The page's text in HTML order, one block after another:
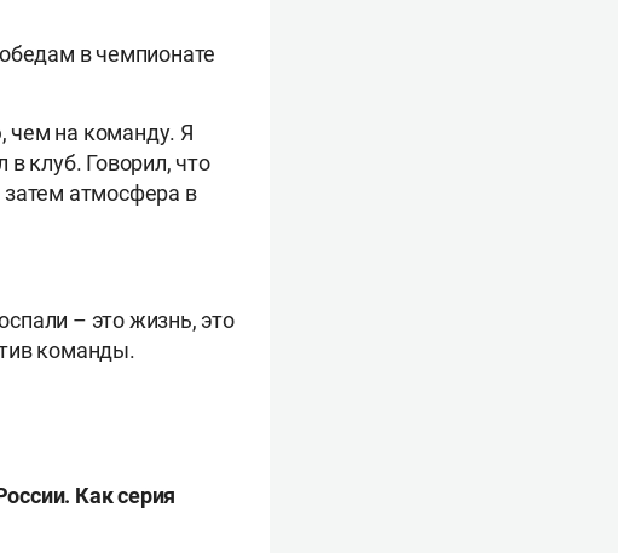
в чемпионате
на команду. Я
клуб. Говорил, что
атмосфера в
– это жизнь, это
команды.
Как серия